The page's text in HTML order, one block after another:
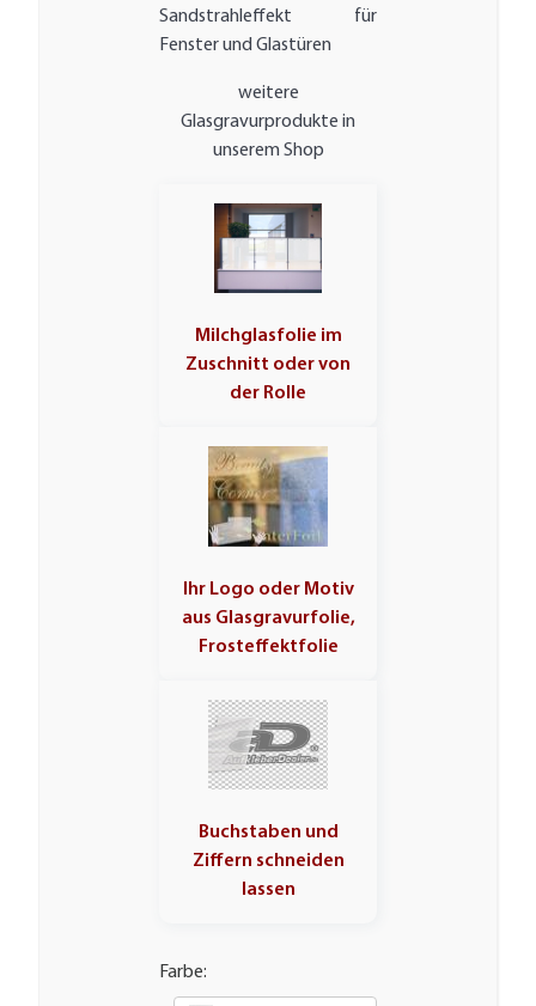
Sandstrahleffekt für
Fenster und Glastüren
weitere
Glasgravurprodukte in
unserem Shop
Milchglasfolie im
Zuschnitt oder von
der Rolle
Ihr Logo oder Motiv
aus Glasgravurfolie,
Frosteffektfolie
Buchstaben und
Ziffern schneiden
lassen
Farbe: